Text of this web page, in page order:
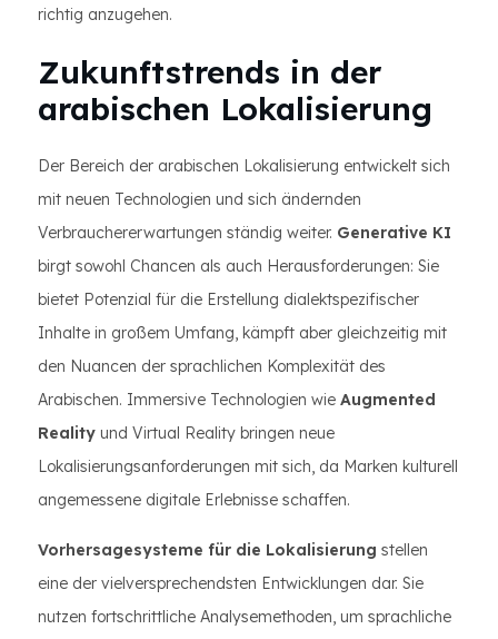
richtig anzugehen.
Zukunftstrends in der
arabischen Lokalisierung
Der Bereich der arabischen Lokalisierung entwickelt sich
mit neuen Technologien und sich ändernden
Verbrauchererwartungen ständig weiter. Generative KI
birgt sowohl Chancen als auch Herausforderungen: Sie
bietet Potenzial für die Erstellung dialektspezifischer
Inhalte in großem Umfang, kämpft aber gleichzeitig mit
den Nuancen der sprachlichen Komplexität des
Arabischen. Immersive Technologien wie Augmented
Reality und Virtual Reality bringen neue
Lokalisierungsanforderungen mit sich, da Marken kulturell
angemessene digitale Erlebnisse schaffen.
Vorhersagesysteme für die Lokalisierung stellen
eine der vielversprechendsten Entwicklungen dar. Sie
nutzen fortschrittliche Analysemethoden, um sprachliche